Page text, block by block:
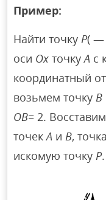
Пример:
Найти точкуР( —
оси Ох точкуА с
координатный
возьмем точкуВ
ОВ= 2.
точекА иВ,
искомую точкуР.